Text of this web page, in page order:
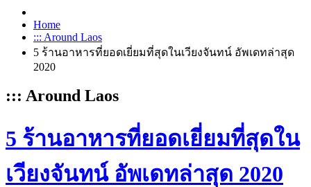
Home
::: Around Laos
5 ร้านอาหารที่ยอดเยี่ยมที่สุดในเวียงจันทน์ อัพเดทล่าสุด
2020
::: Around Laos
5 ร้านอาหารที่ยอดเยี่ยมที่สุดใน
เวียงจันทน์ อัพเดทล่าสุด 2020